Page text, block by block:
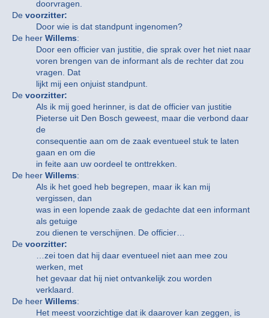
doorvragen.
De voorzitter:
Door wie is dat standpunt ingenomen?
De heer Willems:
Door een officier van justitie, die sprak over het niet naar
voren brengen van de informant als de rechter dat zou
vragen. Dat
lijkt mij een onjuist standpunt.
De voorzitter:
Als ik mij goed herinner, is dat de officier van justitie
Pieterse uit Den Bosch geweest, maar die verbond daar
de
consequentie aan om de zaak eventueel stuk te laten
gaan en om die
in feite aan uw oordeel te onttrekken.
De heer Willems:
Als ik het goed heb begrepen, maar ik kan mij
vergissen, dan
was in een lopende zaak de gedachte dat een informant
als getuige
zou dienen te verschijnen. De officier…
De voorzitter:
…zei toen dat hij daar eventueel niet aan mee zou
werken, met
het gevaar dat hij niet ontvankelijk zou worden
verklaard.
De heer Willems:
Het meest voorzichtige dat ik daarover kan zeggen, is